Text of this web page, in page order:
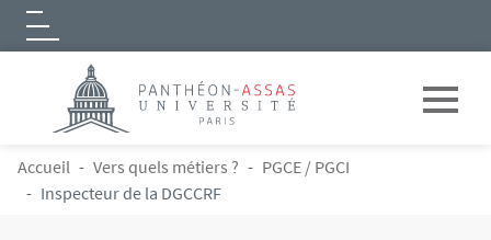
Aller au contenu principal
Logo
FIL D'ARIANE
Accueil Vers quels métiers ?
PGCE / PGCI
Inspecteur de la DGCCRF